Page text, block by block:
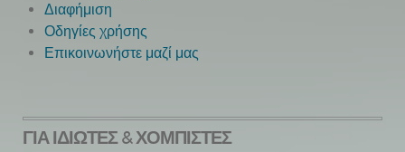
Διαφήμιση
Οδηγίες χρήσης
Επικοινωνήστε μαζί μας
ΓΙΑ ΙΔΙΏΤΕΣ & ΧΟΜΠΊΣΤΕΣ